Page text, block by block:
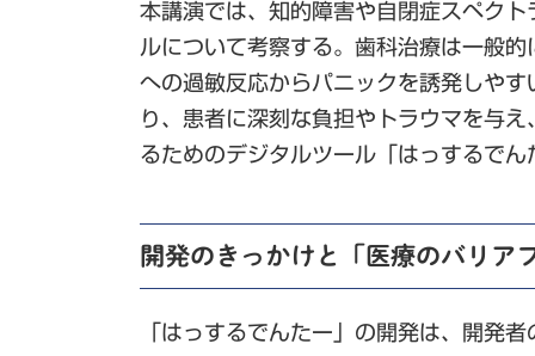
本講演では、知的障害や自閉症スペク
ルについて考察する。歯科治療は一般
への過敏反応からパニックを誘発しや
り、患者に深刻な負担やトラウマを与
るためのデジタルツール「はっするで
開発のきっかけと「医療のバリア
「はっするでんたー」の開発は、開発